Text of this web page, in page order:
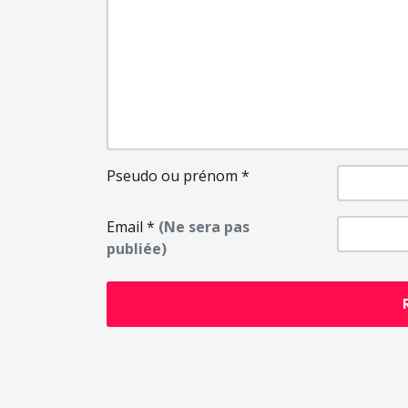
Pseudo ou prénom *
Email * (Ne sera pas
publiée)